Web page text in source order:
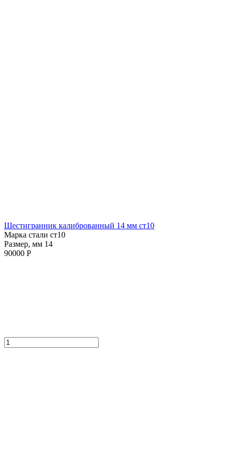
Шестигранник калиброванный 14 мм ст10
Марка стали ст10
Размер, мм 14
90000 Р